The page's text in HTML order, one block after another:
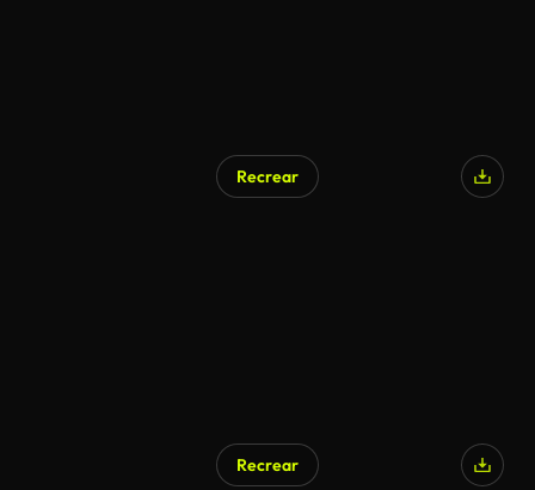
Recrear
Recrear